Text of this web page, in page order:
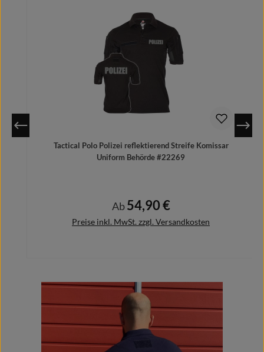
Tactical Polo Polizei reflektierend Streife Komissar
Uniform Behörde #22269
Regulärer Preis:
Ab54,90 €
Preise inkl. MwSt. zzgl. Versandkosten
Details
Bildergalerie überspringen